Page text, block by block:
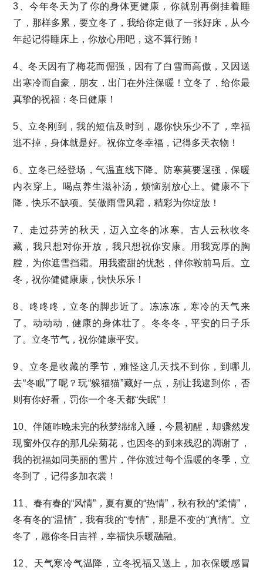
3、今年冬天为了你的身体更健康，你就别再倒挂着睡
了，那样多累，要立冬了，我给你定做了一张好床，从今
年起记得睡床上，你放心用吧，这不算行贿！
4、冬天因有了梅花而倔强，因有了白雪而高傲，又因送
出寒冷而自豪，朋友，出门在外注保暖！立冬了，给你最
真挚的祝福：冬日健康！
5、立冬刚到，我的短信及时到，愿你快乐少不了，幸福
逃不掉，身体就是好。祝你立冬幸福，记得多天衣物！
6、立冬已经登场，气温直线下降。防寒莫要逞强，保暖
内衣穿上。喝点养生滋补汤，烦恼别放心上。健康不下
降，快乐不缺项。笑傲雨雪风霜，精彩为你绽放！
7、走过芬芳的秋天，迈入立冬的冰寒。古人云秋收冬
藏，我只想对你开放，我只想祝你安康。用我宽厚的胸
膛，为你遮雪挡霜。用我蜜甜的忧愁，伴你鞍前马后。立
冬，祝你健健康康，快快乐乐！
8、咚咚咚，立冬的脚步近了。冻冻冻，寒冷的天气来
了。动动动，健康的身体壮了。冬冬冬，平安的日子乐
了。立冬节气，祝你健康平安。
9、立冬是收藏的季节，难怪这几天找不到你，到哪儿
去“冬眠”了呢？玩“躲猫猫”藏好一点，别让我逮到你，否
则有你好看，罚你一个冬天都“失眠”！
10、伴随昨晚未完的秋梦绵绵入睡，今晨初醒，却骤然发
现窗外仅存的那几朵菊花，也因冬的到来残忍的凋谢了，
我的祝福如同美丽的雪片，伴你渡过每个温暖的冬季，立
冬到了，记得多加衣裳！
11、春有春的“风情”，夏有夏的“热情”，秋有秋的“柔情”，
冬有冬的“温情”，我有我的“专情”，那是不变的“真情”。立
冬了，愿你冬日吉祥，幸福快乐暖融融。
12、天气寒冷气温降，立冬祝福又送上，加衣保暖感冒